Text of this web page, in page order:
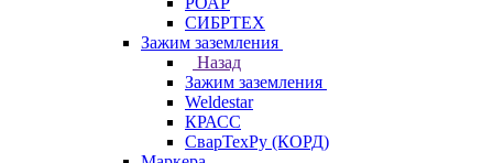
СИБРТЕХ
Зажим заземления
Назад
Зажим заземления
Weldestar
КРАСС
СварТехРу (КОРД)